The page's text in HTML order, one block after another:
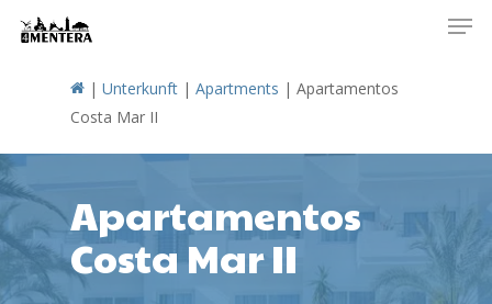
| Unterkunft | Apartments | Apartamentos
Costa Mar II
Apartamentos
Costa Mar II